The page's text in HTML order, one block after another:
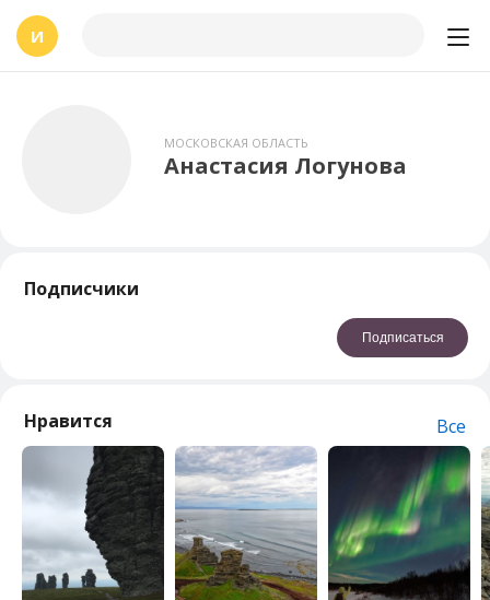
И
МОСКОВСКАЯ ОБЛАСТЬ
Анастасия Логунова
Подписчики
Подписаться
Нравится Все